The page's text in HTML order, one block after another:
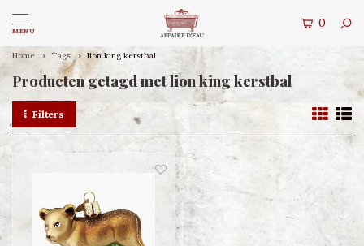
MENU
0
Home Tags lion king kerstbal
Producten getagd met lion king kerstbal
Filters